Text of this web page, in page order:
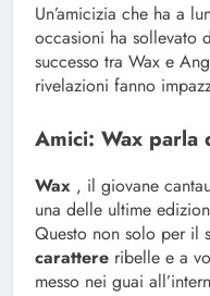
Un’amicizia che ha a
occasioni ha sollevato
successo tra Wax e
rivelazioni fanno
Amici: Wax parla
Wax , il giovane
una delle ultime
Questo non solo per il
carattere ribelle e a
messo nei guai